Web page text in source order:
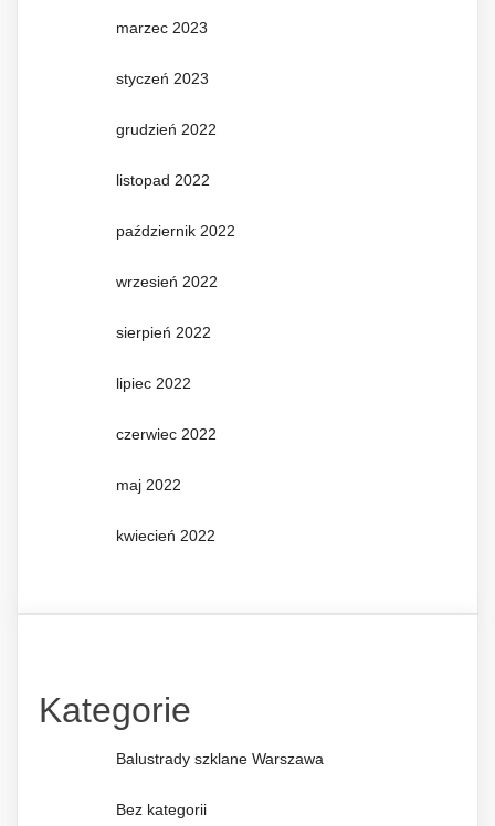
marzec 2023
styczeń 2023
grudzień 2022
listopad 2022
październik 2022
wrzesień 2022
sierpień 2022
lipiec 2022
czerwiec 2022
maj 2022
kwiecień 2022
Kategorie
Balustrady szklane Warszawa
Bez kategorii